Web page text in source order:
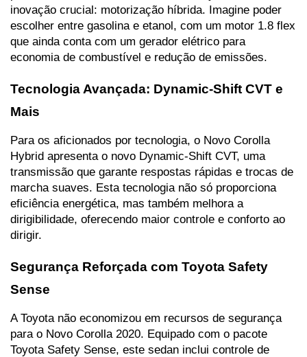
inovação crucial: motorização híbrida. Imagine poder
escolher entre gasolina e etanol, com um motor 1.8 flex
que ainda conta com um gerador elétrico para
economia de combustível e redução de emissões.
Tecnologia Avançada: Dynamic-Shift CVT e
Mais
Para os aficionados por tecnologia, o Novo Corolla
Hybrid apresenta o novo Dynamic-Shift CVT, uma
transmissão que garante respostas rápidas e trocas de
marcha suaves. Esta tecnologia não só proporciona
eficiência energética, mas também melhora a
dirigibilidade, oferecendo maior controle e conforto ao
dirigir.
Segurança Reforçada com Toyota Safety
Sense
A Toyota não economizou em recursos de segurança
para o Novo Corolla 2020. Equipado com o pacote
Toyota Safety Sense, este sedan inclui controle de